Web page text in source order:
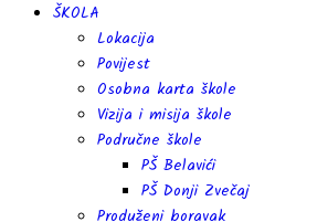
ŠKOLA
Lokacija
Povijest
Osobna karta škole
Vizija i misija škole
Područne škole
PŠ Belavići
PŠ Donji Zvečaj
Produženi boravak